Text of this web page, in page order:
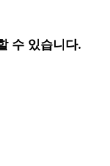
수 있습니다.